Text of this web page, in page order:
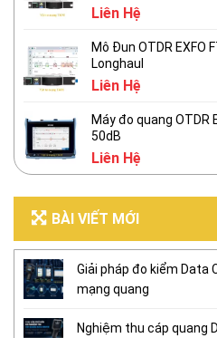
Liên Hệ
Mô Đun OTDR EXFO
Longhaul
Liên Hệ
Máy đo quang OTDR
50dB
Liên Hệ
BÀI VIẾT MỚI
Giải pháp đo kiểm Data
mạng quang
Nghiệm thu cáp quang